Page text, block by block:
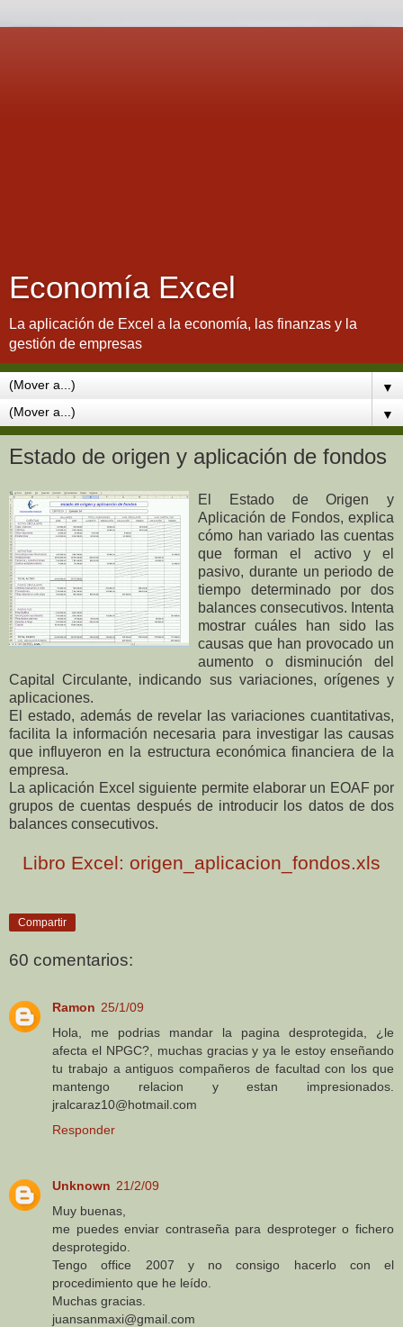
Economía Excel
La aplicación de Excel a la economía, las finanzas y la
gestión de empresas
▼
▼
Estado de origen y aplicación de fondos
El Estado de Origen y
Aplicación de Fondos, explica
cómo han variado las cuentas
que forman el activo y el
pasivo, durante un periodo de
tiempo determinado por dos
balances consecutivos. Intenta
mostrar cuáles han sido las
causas que han provocado un
aumento o disminución del
Capital Circulante, indicando sus variaciones, orígenes y
aplicaciones.
El estado, además de revelar las variaciones cuantitativas,
facilita la información necesaria para investigar las causas
que influyeron en la estructura económica financiera de la
empresa.
La aplicación Excel siguiente permite elaborar un EOAF por
grupos de cuentas después de introducir los datos de dos
balances consecutivos.
Libro Excel: origen_ aplicacion _fondos.xls
Compartir
60 comentarios:
Ramon 25/1/09
Hola, me podrias mandar la pagina desprotegida, ¿le
afecta el NPGC?, muchas gracias y ya le estoy enseñando
tu trabajo a antiguos compañeros de facultad con los que
mantengo relacion y estan impresionados.
jralcaraz10@hotmail.com
Responder
Unknown 21/2/09
Muy buenas,
me puedes enviar contraseña para desproteger o fichero
desprotegido.
Tengo office 2007 y no consigo hacerlo con el
procedimiento que he leído.
Muchas gracias.
juansanmaxi@gmail.com